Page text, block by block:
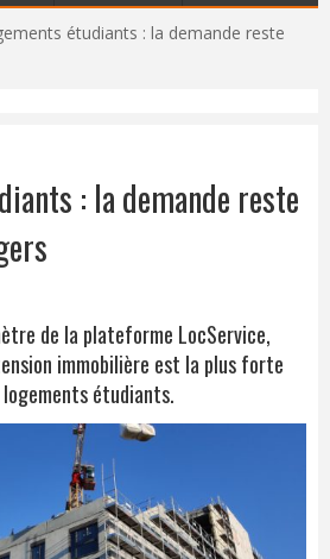
étudiants : la demande reste
: la demande reste
de la plateforme LocService,
immobilière est la plus forte
étudiants.